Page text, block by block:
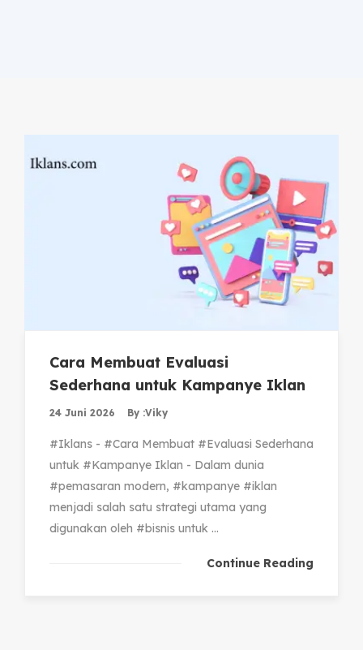
Cara Membuat Evaluasi
Sederhana untuk Kampanye Iklan
24 Juni 2026 By :Viky
#Iklans - #Cara Membuat #Evaluasi Sederhana
untuk #Kampanye Iklan - Dalam dunia
#pemasaran modern, #kampanye #iklan
menjadi salah satu strategi utama yang
digunakan oleh #bisnis untuk ...
Continue Reading